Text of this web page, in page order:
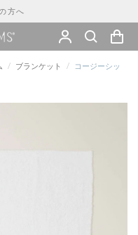
方へ
/ ブランケット /
コージーシッ